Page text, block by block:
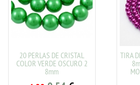
20 PERLAS DE CRISTAL
COLOR VERDE OSCURO 2
8mm
TIRA